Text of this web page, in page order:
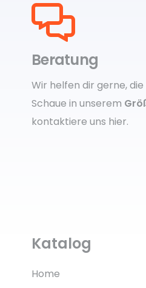
Beratung
Wir helfen dir gerne,
Schaue in unserem
kontaktiere uns hier.
Katalog
Home